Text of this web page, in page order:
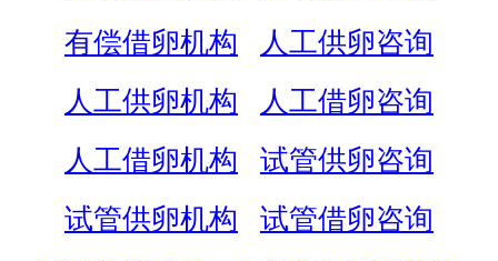
有偿借卵机构
人工供卵咨询
人工供卵机构
人工借卵咨询
人工借卵机构
试管供卵咨询
试管供卵机构
试管借卵咨询